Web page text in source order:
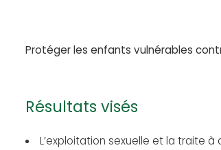
Protéger les enfants vulnérables
Résultats visés
L’exploitation sexuelle et la traite